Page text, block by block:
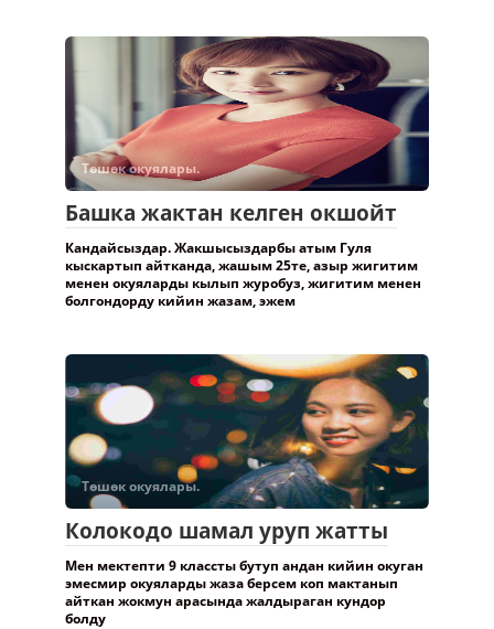
Төшөк окуялары.
Башка жактан келген окшойт
Кандайсыздар. Жакшысыздарбы атым Гуля
кыскартып айтканда, жашым 25те, азыр жигитим
менен окуяларды кылып журобуз, жигитим менен
болгондорду кийин жазам, эжем
Төшөк окуялары.
Колокодо шамал уруп жатты
Мен мектепти 9 классты бутуп андан кийин окуган
эмесмир окуяларды жаза берсем коп мактанып
айткан жокмун арасында жалдыраган кундор
болду